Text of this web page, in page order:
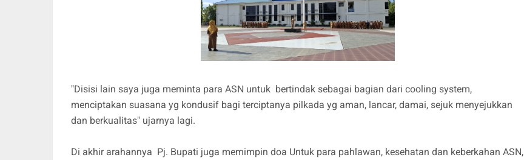
"Disisi lain saya juga meminta para ASN untuk bertindak sebagai bagian dari cooling system,
menciptakan suasana yg kondusif bagi terciptanya pilkada yg aman, lancar, damai, sejuk menyejukkan
dan berkualitas" ujarnya lagi.
Di akhir arahannya Pj. Bupati juga memimpin doa Untuk para pahlawan, kesehatan dan keberkahan ASN,